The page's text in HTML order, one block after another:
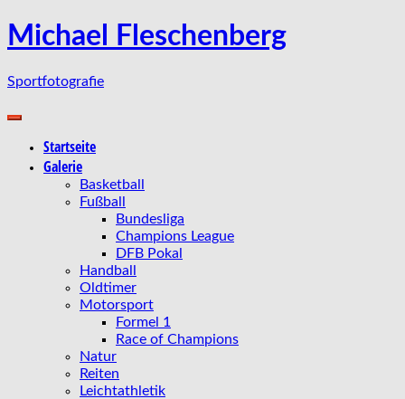
Zum
Inhalt
Michael Fleschenberg
Sportfotografie
Startseite
Galerie
Basketball
Fußball
Bundesliga
Champions League
DFB Pokal
Handball
Oldtimer
Motorsport
Formel 1
Race of Champions
Natur
Reiten
Leichtathletik